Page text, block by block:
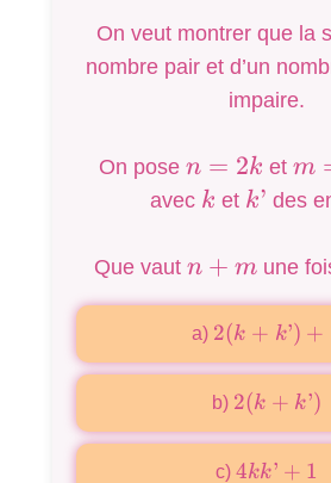
On veut montrer que la
nombre pair et d’un
impaire.
On pose n=2k
n = 2k et m
avec k
k et k’
k’ des
Que vautn+m
n + mune
a) 2(k+k’)+1
2(k + k’) +
b) 2(k+k’)
2(k + k’)
c) 4kk’+1
4kk’ + 1